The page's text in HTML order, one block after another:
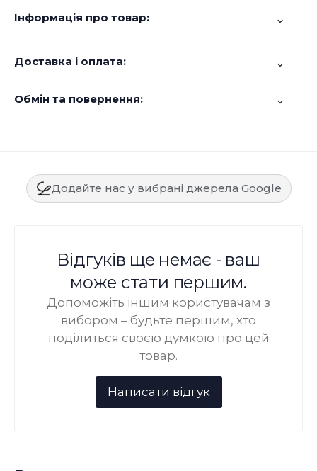
Інформація про товар:
Доставка і оплата:
Обмін та повернення:
Додайте нас у вибрані джерела Google
Відгуків ще немає - ваш
може стати першим.
Допоможіть іншим користувачам з
вибором – будьте першим, хто
поділиться своєю думкою про цей
товар.